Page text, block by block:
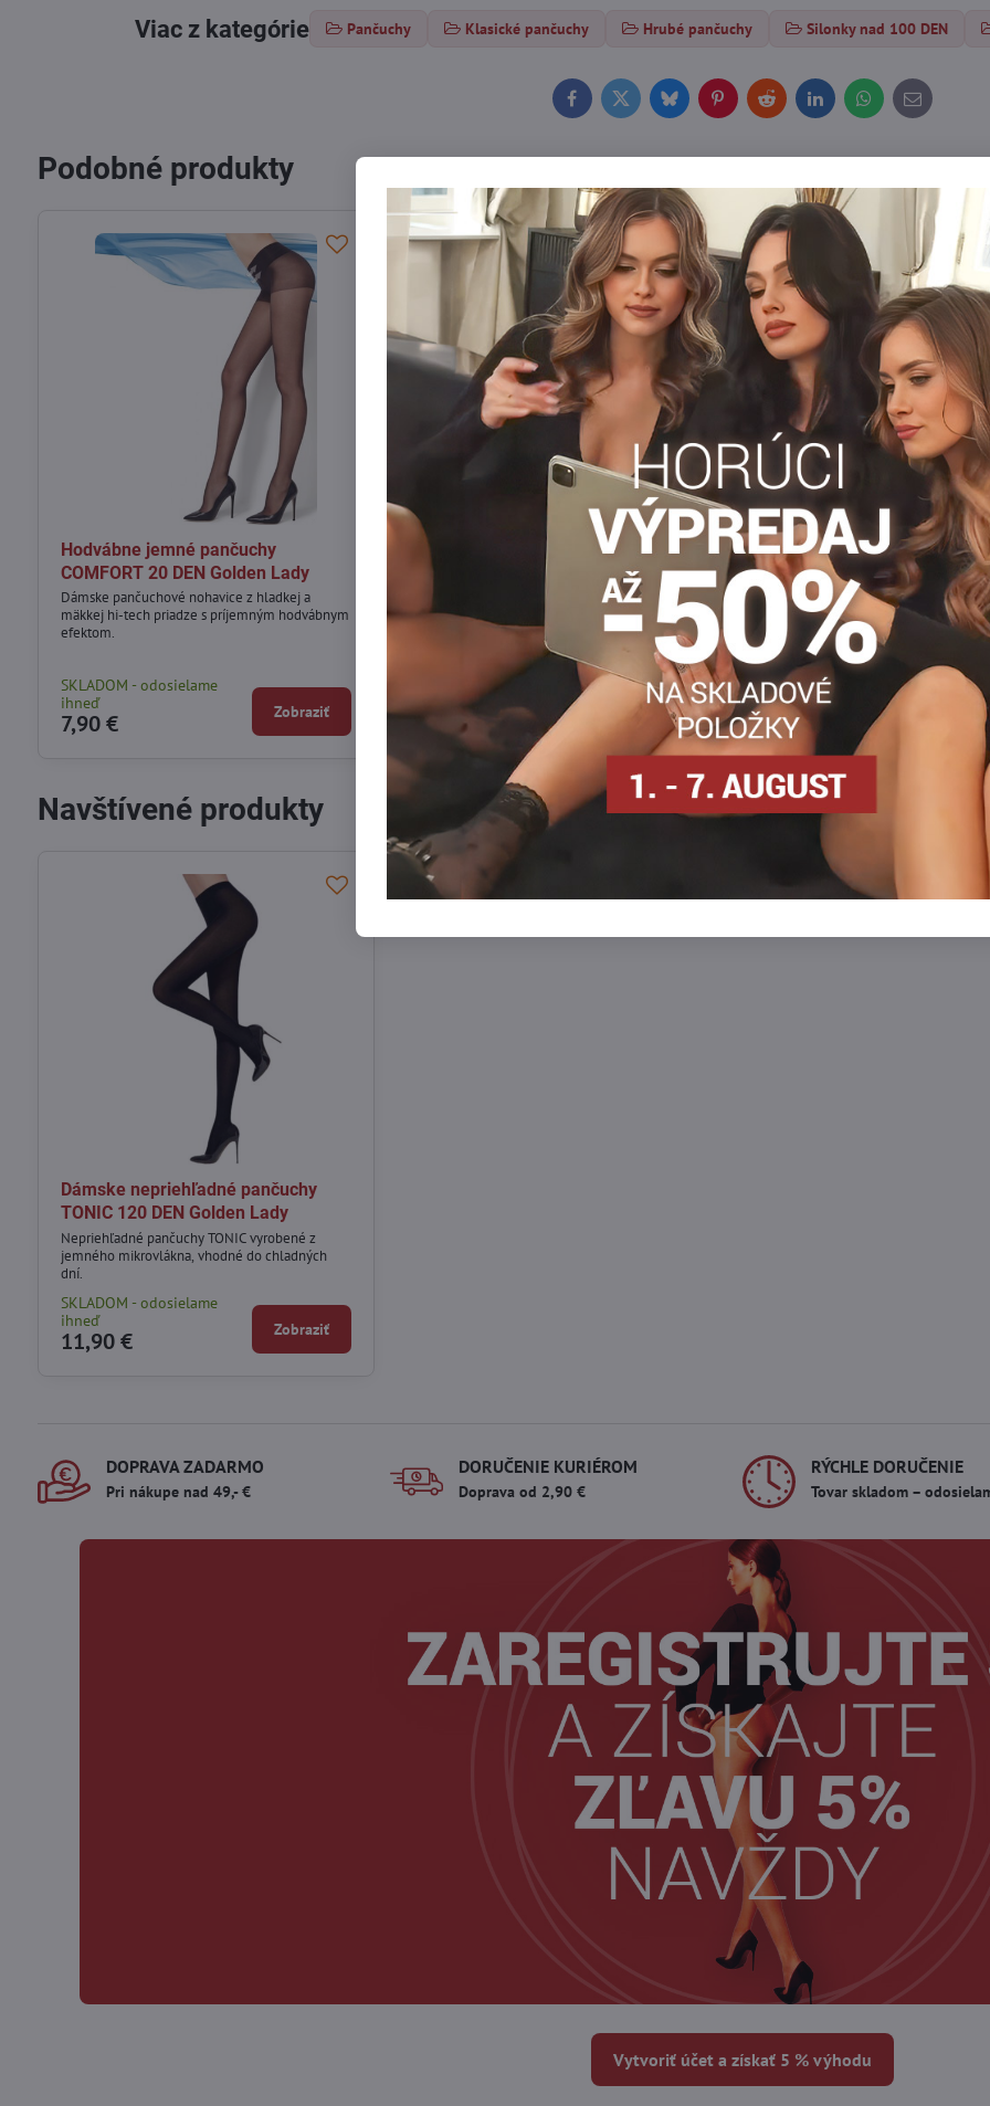
Viac z kategórie Pančuchy Klasické pančuchy Hrubé pančuchy Silonky nad 100 DEN
FacebookTwitterBlueskyPinterestRedditLinkedInWhatsApp
E-
mail
Podobné produkty
Hodvábne jemné pančuchy
COMFORT 20 DEN Golden Lady
Dámske pančuchové nohavice z hladkej a
mäkkej hi-tech priadze s príjemným hodvábnym
efektom.
SKLADOM - odosielame
ihneď
7,90 € Zobraziť
Dámske jemné pančuchy VELY 15
DEN Golden Lady
Keď chcete, aby vaše nohy pôsobili prirodzene…
len o niečo krajšie.
SKLADOM - odosielame
ihneď
3,90 € Zobraziť
VÝPREDAJ
Dámske bezšvové pančuchy
BEAUTY 50 DEN Golden Lady
Pančuchy MY BEAUTY nemajú švy, sú
špeciálnou technológiou.
SKLADOM - odosielame
ihneď
6,90 €
Navštívené produkty
Dámske nepriehľadné pančuchy
TONIC 120 DEN Golden Lady
Nepriehľadné pančuchy TONIC vyrobené z
jemného mikrovlákna, vhodné do chladných
dní.
SKLADOM - odosielame
ihneď
11,90 € Zobraziť
DOPRAVA ZADARMO
Pri nákupe nad 49,- €
DORUČENIE KURIÉROM
Doprava od 2,90 €
RÝCHLE DORUČENIE
Tovar skladom –
Vytvoriť účet a získať 5 % výhodu